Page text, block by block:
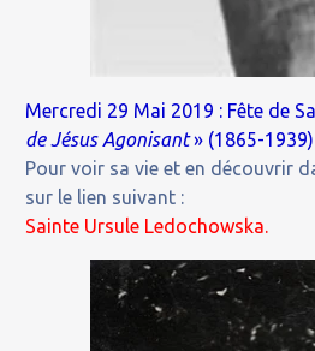
Mercredi 29 Mai 2019 : Fête de
de Jésus Agonisant» (1865-
Pour voir sa vie et en découvrir
sur le lien suivant :
Sainte Ursule Ledochowska.